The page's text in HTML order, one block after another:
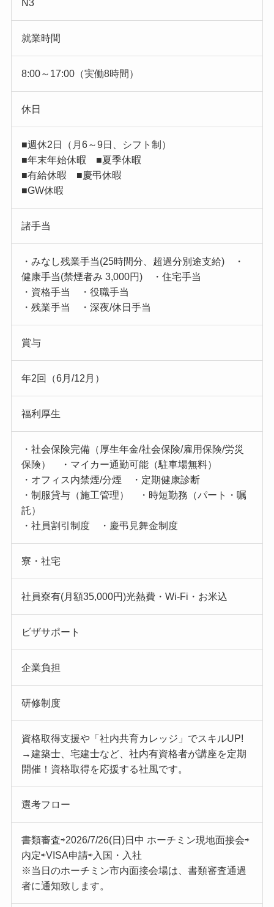
N3
就業時間
8:00～17:00（実働8時間）
休日
■週休2日（月6～9日、シフト制）
■年末年始休暇 ■夏季休暇
■有給休暇 ■慶弔休暇
■GW休暇
諸手当
・みなし残業手当(25時間分、超過分別途支給) ・
健康手当(禁煙者み 3,000円) ・住宅手当
・資格手当 ・役職手当
・残業手当 ・深夜/休日手当
賞与
年2回（6月/12月）
福利厚生
・社会保険完備（厚生年金/社会保険/雇用保険/労災
保険） ・マイカー通勤可能（駐車場無料）
・オフィス内禁煙/分煙 ・定期健康診断
・制服貸与（施工管理） ・時短勤務（パート・嘱
託）
・社員割引制度 ・慶弔見舞金制度
寮・社宅
社員寮有(月額35,000円)光熱費・Wi-Fi・お米込
ビザサポート
企業負担
研修制度
資格取得支援や「社内共育カレッジ」でスキルUP!
→建築士、宅建士など、社内有資格者が講座を定期
開催！資格取得を応援する社風です。
選考フロー
書類審査⇨2026/7/26(日)日中 ホーチミン現地面接会⇨
内定⇨VISA申請⇨入国・入社
※当日のホーチミン市内面接会場は、書類審査通過
者に通知致します。